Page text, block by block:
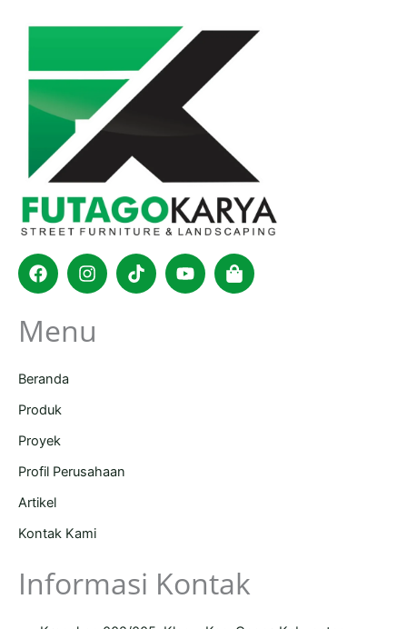
FacebookInstagram
TiktokYoutubeShopping-
bag
Menu
Beranda
Produk
Proyek
Profil Perusahaan
Artikel
Kontak Kami
Informasi Kontak